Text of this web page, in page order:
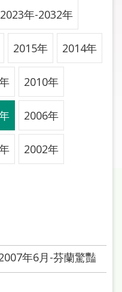
2023年-2032年
2015年 2014年
2010年
2006年
2002年
年6月-芬蘭驚豔